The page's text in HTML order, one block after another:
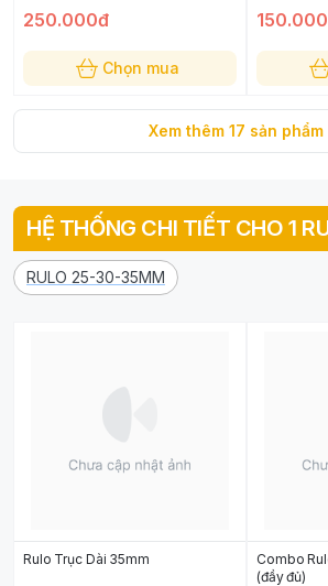
250.000đ
Chọn mua
Xem thêm 17 sản phẩm
HỆ THỐNG CHI TIẾT CHO 1
RULO 25-30-35MM
Rulo Trục Dài 35mm
Combo
(đầy đủ)